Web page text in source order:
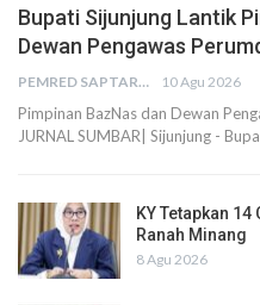
Bupati Sijunjung Lantik
Dewan Pengawas
PEMRED SAPTARIUS 10 Agu 2026
Pimpinan BazNas dan Dewan
JURNAL SUMBAR| Sijunjung -
KY Tetapkan
Ranah Minang
8 Agu 2026